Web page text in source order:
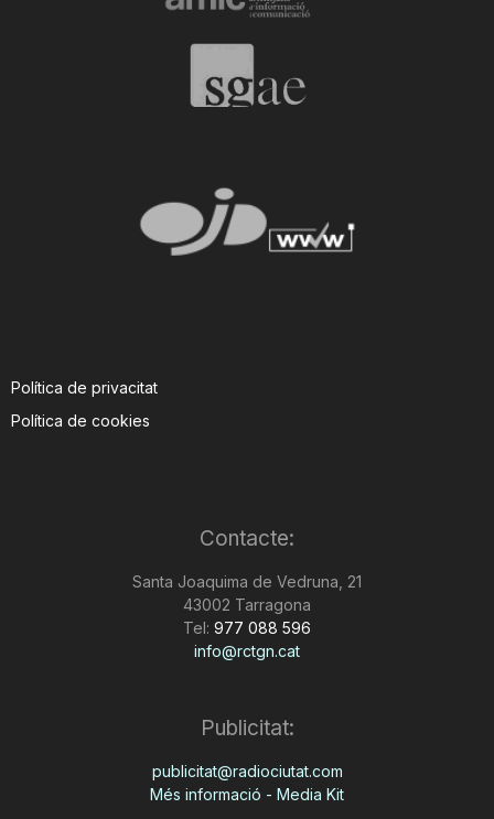
Política de privacitat
Política de cookies
Contacte:
Santa Joaquima de Vedruna, 21
43002 Tarragona
Tel: 977 088 596
info@rctgn.cat
Publicitat:
publicitat@radiociutat.com
Més informació - Media Kit